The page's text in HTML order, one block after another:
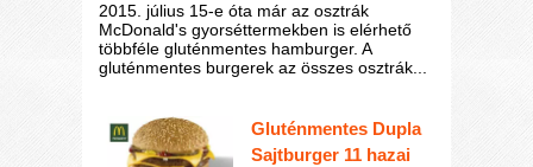
2015. július 15-e óta már az osztrák
McDonald's gyorséttermekben is elérhető
többféle gluténmentes hamburger. A
gluténmentes burgerek az összes osztrák...
Gluténmentes Dupla
Sajtburger 11 hazai